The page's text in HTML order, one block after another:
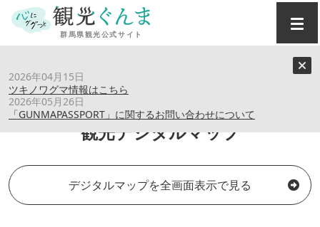
2026年04月15日
ツキノワグマ情報はこちら
2026年05月26日
「GUNMAPASSPORT」に関するお問い合わせについて
観光デジタルマップ
デジタルマップを全画面表示で見る